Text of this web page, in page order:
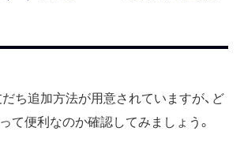
ち追加方法が用意されていますが、ど
て便利なのか確認してみましょう。